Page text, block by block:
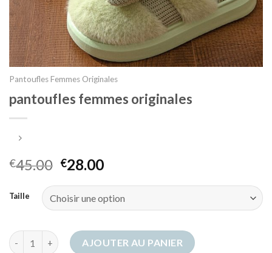
Pantoufles Femmes Originales
pantoufles femmes originales
€45.00 €28.00
Taille
quantité de pantoufles femmes originales
AJOUTER AU PANIER